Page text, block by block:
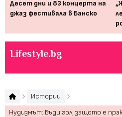
Десет дни и 83 концерта на
джаз фестивала в Банско
Lifestyle.bg
Истории
Нудизмът: Бъди гол, защото е